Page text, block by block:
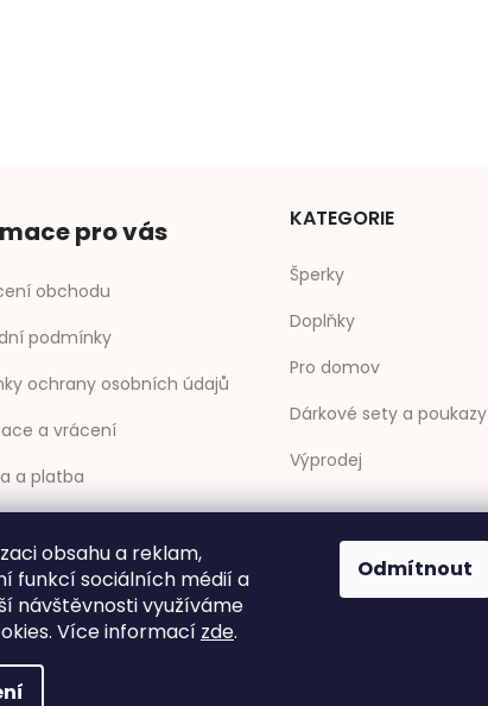
obsahu a reklam,
funkcí sociálních médií a
návštěvnosti využíváme
Více informací zde.
Odmítnout
pro vás
obchodu
podmínky
ochrany osobních údajů
a vrácení
a platba
KATEGORIE
Šperky
Doplňky
Pro domov
Dárkové sety a poukazy
Výprodej